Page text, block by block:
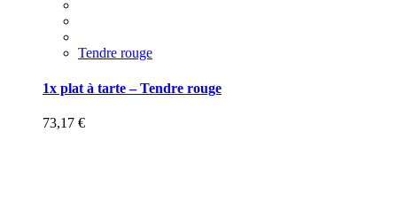
Tendre rouge
1x plat à tarte – Tendre rouge
73,17 €